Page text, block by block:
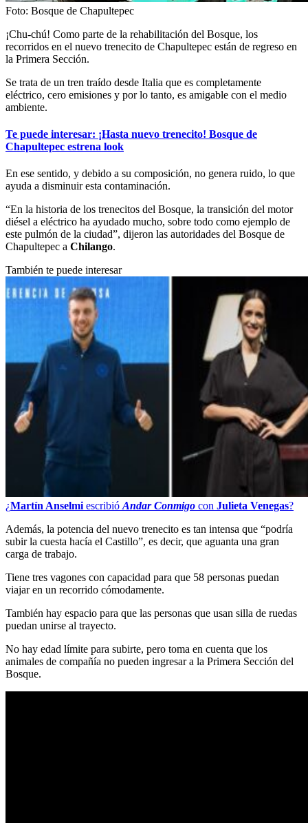
Foto: Bosque de Chapultepec
¡Chu-chú! Como parte de la rehabilitación del Bosque, los
recorridos en el nuevo trenecito de Chapultepec están de regreso en
la Primera Sección.
Se trata de un tren traído desde Italia que es completamente
eléctrico, cero emisiones y por lo tanto, es amigable con el medio
ambiente.
Te puede interesar: ¡Hasta nuevo trenecito! Bosque de
Chapultepec estrena look
En ese sentido, y debido a su composición, no genera ruido, lo que
ayuda a disminuir esta contaminación.
“En la historia de los trenecitos del Bosque, la transición del motor
diésel a eléctrico ha ayudado mucho, sobre todo como ejemplo de
este pulmón de la ciudad”, dijeron las autoridades del Bosque de
Chapultepec a Chilango.
También te puede interesar
¿Martín Anselmi escribió Andar Conmigo con Julieta Venegas?
Además, la potencia del nuevo trenecito es tan intensa que “podría
subir la cuesta hacía el Castillo”, es decir, que aguanta una gran
carga de trabajo.
Tiene tres vagones con capacidad para que 58 personas puedan
viajar en un recorrido cómodamente.
También hay espacio para que las personas que usan silla de ruedas
puedan unirse al trayecto.
No hay edad límite para subirte, pero toma en cuenta que los
animales de compañía no pueden ingresar a la Primera Sección del
Bosque.